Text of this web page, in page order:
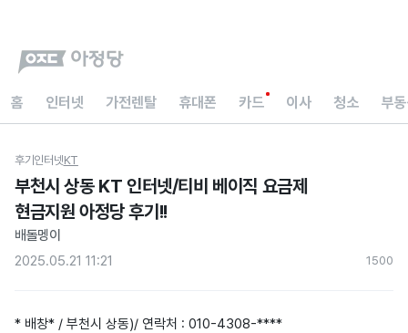
홈 인터넷 가전렌탈 휴대폰 카드 이사 청소 부
후기 인터넷KT
부천시 상동 KT 인터넷/티비 베이직 요금제
현금지원 아정당 후기!!
배돌멩이
2025.05.21 11:21
1500
* 배창* / 부천시 상동)/ 연락처 : 010-4308-****